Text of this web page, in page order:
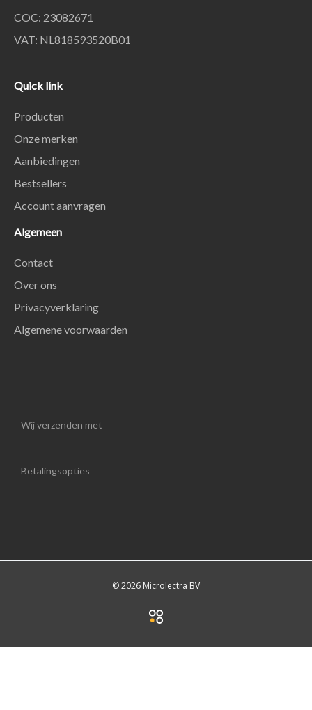
COC: 23082671
VAT: NL818593520B01
Quick link
Producten
Onze merken
Aanbiedingen
Bestsellers
Account aanvragen
Algemeen
Contact
Over ons
Privacyverklaring
Algemene voorwaarden
Wij verzenden met
Betalingsopties
© 2026 Microlectra BV